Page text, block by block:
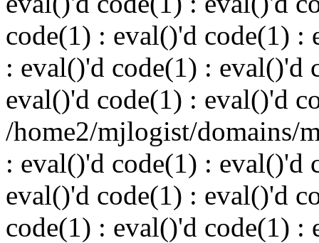
code(1) : eval()'d code(1) :
: eval()'d code(1) : eval()'d
eval()'d code(1) : eval()'d
/home2/mjlogist/domains/
: eval()'d code(1) : eval()'d
eval()'d code(1) : eval()'d
code(1) : eval()'d code(1) :